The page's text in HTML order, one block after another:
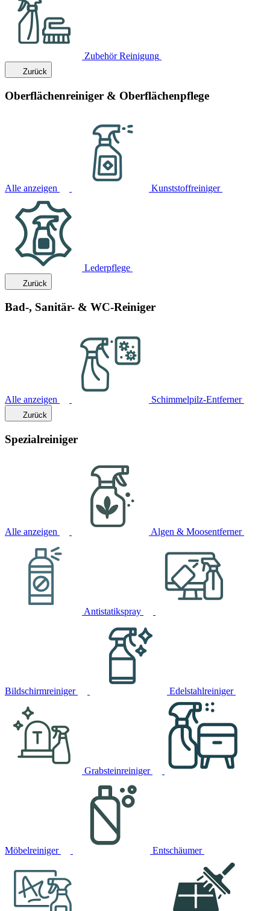
Zubehör Reinigung
Zurück
Oberflächenreiniger & Oberflächenpflege
Alle anzeigen Kunststoffreiniger
Lederpflege
Zurück
Bad-, Sanitär- & WC-Reiniger
Alle anzeigen Schimmelpilz-Entferner
Zurück
Spezialreiniger
Alle anzeigen Algen & Moosentferner
Antistatikspray
Bildschirmreiniger Edelstahlreiniger
Grabsteinreiniger
Möbelreiniger Entschäumer